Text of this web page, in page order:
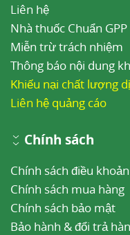
Liên hệ
Nhà thuốc Chuẩn GPP
Miễn trừ trách nhiệm
Thông báo nội dung
Khiếu nại chất lượng
Liên hệ quảng cáo
Chính sách
Chính sách điều khoản
Chính sách mua hàng
Chính sách bảo mật
Bảo hành & đổi trả